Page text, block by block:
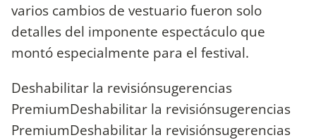
varios cambios de vestuario fueron solo
detalles del imponente espectáculo que
montó especialmente para el festival.
Deshabilitar la revisiónsugerencias
PremiumDeshabilitar la revisiónsugerencias
PremiumDeshabilitar la revisiónsugerencias